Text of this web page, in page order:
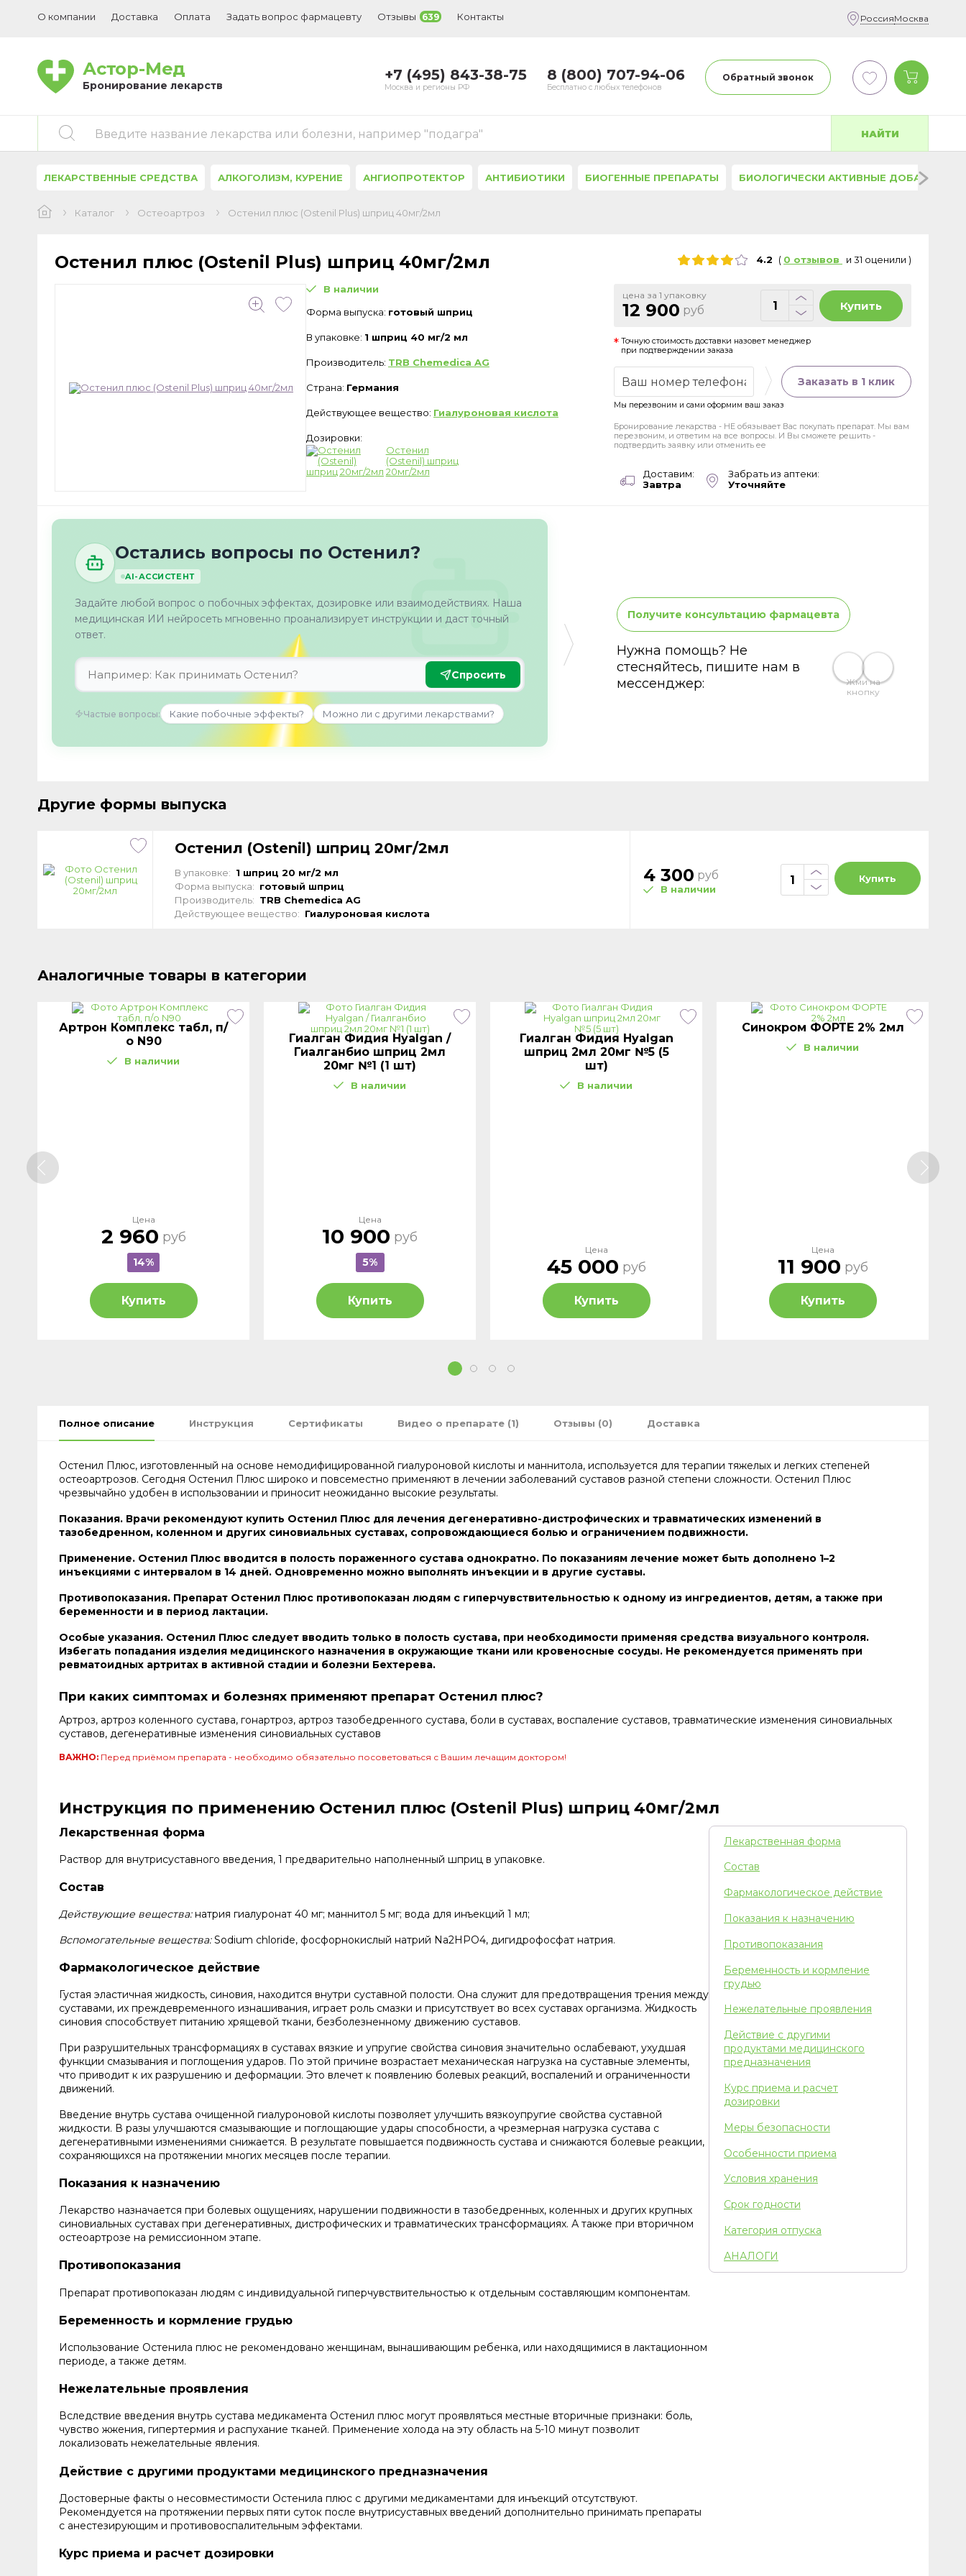
О компании Доставка Оплата Задать вопрос фармацевту Отзывы 639 Контакты РоссияМосква
Астор-Мед
Бронирование лекарств
+7 (495) 843-38-75
Москва и регионы РФ
8 (800) 707-94-06
Бесплатно с любых телефонов
Обратный звонок
Введите название лекарства или болезни, например "подагра" НАЙТИ
ЛЕКАРСТВЕННЫЕ СРЕДСТВА АЛКОГОЛИЗМ, КУРЕНИЕ АНГИОПРОТЕКТОР АНТИБИОТИКИ БИОГЕННЫЕ ПРЕПАРАТЫ БИОЛОГИЧЕСКИ АКТИВНЫЕ ДОБАВКИ
Каталог Остеоартроз Остенил плюс (Ostenil Plus) шприц 40мг/2мл
Остенил плюс (Ostenil Plus) шприц 40мг/2мл 4.2 ( 0 отзывов и 31 оценили )
В наличии
Форма выпуска: готовый шприц
В упаковке: 1 шприц 40 мг/2 мл
Производитель: TRB Chemedica AG
Страна: Германия
Действующее вещество: Гиалуроновая кислота
Дозировки:
Остенил
(Ostenil) шприц
20мг/2мл
цена за 1 упаковку
12 900 руб Купить
Точную стоимость доставки назовет менеджер
при подтверждении заказа
Заказать в 1 клик
Мы перезвоним и сами оформим ваш заказ
Бронирование лекарства - НЕ обязывает Вас покупать препарат. Мы вам
перезвоним, и ответим на все вопросы. И Вы сможете решить -
подтвердить заявку или отменить ее
Доставим:
Завтра
Забрать из аптеки:
Уточняйте
Остались вопросы по Остенил?
AI-АССИСТЕНТ
Задайте любой вопрос о побочных эффектах, дозировке или взаимодействиях. Наша
медицинская ИИ нейросеть мгновенно проанализирует инструкции и даст точный
ответ.
Спросить
Частые вопросы: Какие побочные эффекты? Можно ли с другими лекарствами?
Получите консультацию фармацевта
Нужна помощь? Не
стесняйтесь, пишите нам в
мессенджер:
Жми на
кнопку
Другие формы выпуска
Остенил (Ostenil) шприц 20мг/2мл
В упаковке: 1 шприц 20 мг/2 мл
Форма выпуска: готовый шприц
Производитель: TRB Chemedica AG
Действующее вещество: Гиалуроновая кислота
4 300 руб
В наличии
Купить
Аналогичные товары в категории
Артрон Комплекс табл, п/
о N90
В наличии
Цена
2 960 руб
14%
Купить
Гиалган Фидия Hyalgan /
Гиалганбио шприц 2мл
20мг №1 (1 шт)
В наличии
Цена
10 900 руб
5%
Купить
Гиалган Фидия Hyalgan
шприц 2мл 20мг №5 (5
шт)
В наличии
Цена
45 000 руб
Купить
Синокром ФОРТЕ 2% 2мл
В наличии
Цена
11 900 руб
Купить
Полное описание Инструкция Сертификаты Видео о препарате (1) Отзывы (0) Доставка
Остенил Плюс, изготовленный на основе немодифицированной гиалуроновой кислоты и маннитола, используется для терапии тяжелых и легких степеней
остеоартрозов. Сегодня Остенил Плюс широко и повсеместно применяют в лечении заболеваний суставов разной степени сложности. Остенил Плюс
чрезвычайно удобен в использовании и приносит неожиданно высокие результаты.
Показания. Врачи рекомендуют купить Остенил Плюс для лечения дегенеративно-дистрофических и травматических изменений в
тазобедренном, коленном и других синовиальных суставах, сопровождающиеся болью и ограничением подвижности.
Применение. Остенил Плюс вводится в полость пораженного сустава однократно. По показаниям лечение может быть дополнено 1–2
инъекциями с интервалом в 14 дней. Одновременно можно выполнять инъекции и в другие суставы.
Противопоказания. Препарат Остенил Плюс противопоказан людям с гиперчувствительностью к одному из ингредиентов, детям, а также при
беременности и в период лактации.
Особые указания. Остенил Плюс следует вводить только в полость сустава, при необходимости применяя средства визуального контроля.
Избегать попадания изделия медицинского назначения в окружающие ткани или кровеносные сосуды. Не рекомендуется применять при
ревматоидных артритах в активной стадии и болезни Бехтерева.
При каких симптомах и болезнях применяют препарат Остенил плюс?
Артроз, артроз коленного сустава, гонартроз, артроз тазобедренного сустава, боли в суставах, воспаление суставов, травматические изменения синовиальных
суставов, дегенеративные изменения синовиальных суставов
ВАЖНО: Перед приёмом препарата - необходимо обязательно посоветоваться с Вашим лечащим доктором!
Инструкция по применению Остенил плюс (Ostenil Plus) шприц 40мг/2мл
Лекарственная форма
Раствор для внутрисуставного введения, 1 предварительно наполненный шприц в упаковке.
Состав
Действующие вещества:натрия гиалуронат 40 мг; маннитол 5 мг; вода для инъекций 1 мл;
Вспомогательные вещества:Sodium chloride, фосфорнокислый натрий Na2HPO4, дигидрофосфат натрия.
Фармакологическое действие
Густая эластичная жидкость, синовия, находится внутри суставной полости. Она служит для предотвращения трения между
суставами, их преждевременного изнашивания, играет роль смазки и присутствует во всех суставах организма. Жидкость
синовия способствует питанию хрящевой ткани, безболезненному движению суставов.
При разрушительных трансформациях в суставах вязкие и упругие свойства синовия значительно ослабевают, ухудшая
функции смазывания и поглощения ударов. По этой причине возрастает механическая нагрузка на суставные элементы,
что приводит к их разрушению и деформации. Это влечет к появлению болевых реакций, воспалений и ограниченности
движений.
Введение внутрь сустава очищенной гиалуроновой кислоты позволяет улучшить вязкоупругие свойства суставной
жидкости. В разы улучшаются смазывающие и поглощающие удары способности, а чрезмерная нагрузка сустава с
дегенеративными изменениями снижается. В результате повышается подвижность сустава и снижаются болевые реакции,
сохраняющихся на протяжении многих месяцев после терапии.
Показания к назначению
Лекарство назначается при болевых ощущениях, нарушении подвижности в тазобедренных, коленных и других крупных
синовиальных суставах при дегенеративных, дистрофических и травматических трансформациях. А также при вторичном
остеоартрозе на ремиссионном этапе.
Противопоказания
Препарат противопоказан людям с индивидуальной гиперчувствительностью к отдельным составляющим компонентам.
Беременность и кормление грудью
Использование Остенила плюс не рекомендовано женщинам, вынашивающим ребенка, или находящимися в лактационном
периоде, а также детям.
Нежелательные проявления
Вследствие введения внутрь сустава медикамента Остенил плюс могут проявляться местные вторичные признаки: боль,
чувство жжения, гипертермия и распухание тканей. Применение холода на эту область на 5-10 минут позволит
локализовать нежелательные явления.
Действие с другими продуктами медицинского предназначения
Достоверные факты о несовместимости Остенила плюс с другими медикаментами для инъекций отсутствуют.
Рекомендуется на протяжении первых пяти суток после внутрисуставных введений дополнительно принимать препараты
с анестезирующим и противовоспалительным эффектами.
Курс приема и расчет дозировки
Лекарственная форма
Состав
Фармакологическое действие
Показания к назначению
Противопоказания
Беременность и кормление
грудью
Нежелательные проявления
Действие с другими
продуктами медицинского
предназначения
Курс приема и расчет
дозировки
Меры безопасности
Особенности приема
Условия хранения
Срок годности
Категория отпуска
АНАЛОГИ